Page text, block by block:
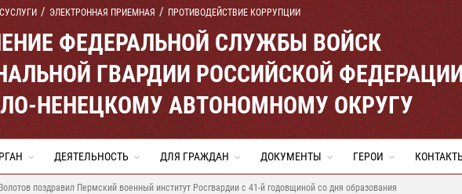
ЭЛЕКТРОННАЯ ПРИЕМНАЯ ПРОТИВОДЕЙСТВИЕ КОРРУПЦИИ
ФЕДЕРАЛЬНОЙ СЛУЖБЫ ВОЙСК
ГВАРДИИ РОССИЙСКОЙ
НЕНЕЦКОМУ АВТОНОМНОМУ ОКРУГУ
ДЕЯТЕЛЬНОСТЬ ДЛЯ ГРАЖДАН ДОКУМЕНТЫ ГЕРОИ
поздравил Пермский военный институт Росгвардии с 41-й годовщиной со дня образования